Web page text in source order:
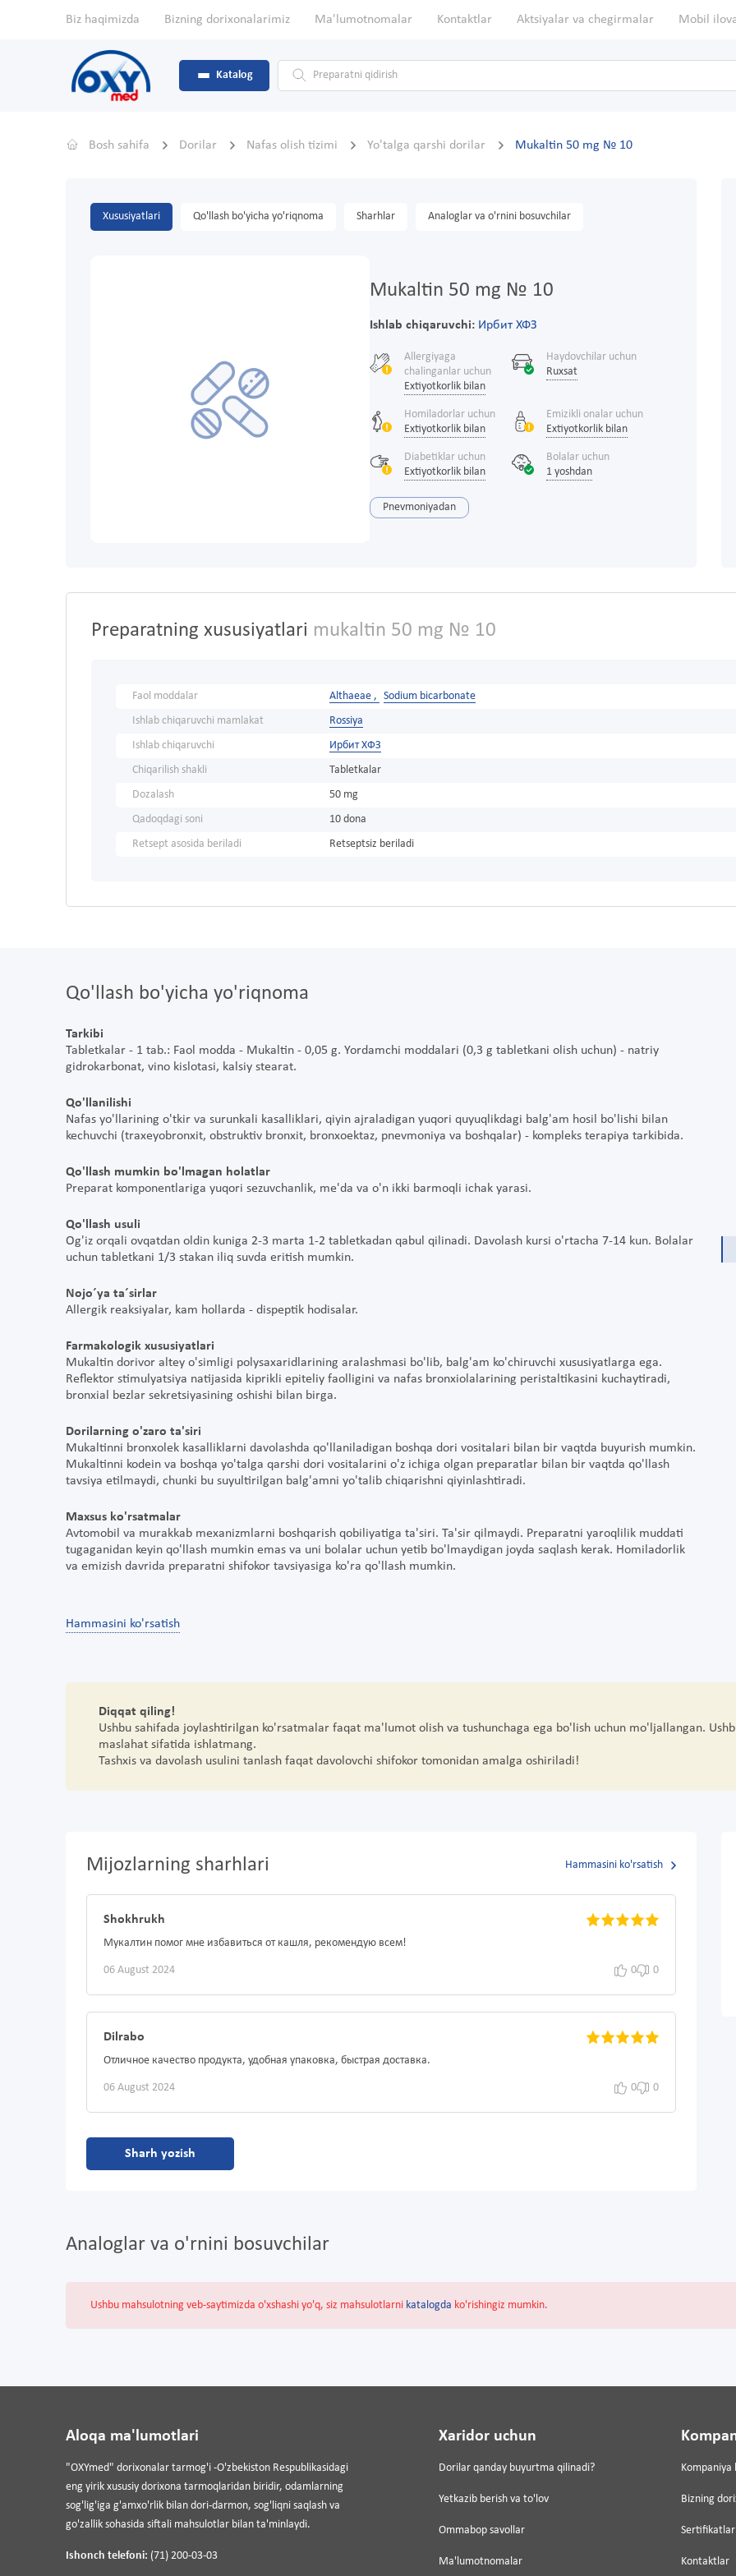
Biz haqimizda Bizning dorixonalarimiz Ma'lumotnomalar Kontaktlar Aktsiyalar va chegirmalar Mobil
Katalog
Bosh sahifa Dorilar Nafas olish tizimi Yo'talga qarshi dorilar Mukaltin 50 mg № 10
Xususiyatlari Qo'llash bo'yicha yo'riqnoma Sharhlar Analoglar va o'rnini bosuvchilar
Mukaltin 50 mg № 10
Ishlab chiqaruvchi: Ирбит ХФЗ
Allergiyaga
chalinganlar uchun
Extiyotkorlik bilan
Haydovchilar uchun
Ruxsat
Homiladorlar uchun
Extiyotkorlik bilan
Emizikli onalar uchun
Extiyotkorlik bilan
Diabetiklar uchun
Extiyotkorlik bilan
Bolalar uchun
1 yoshdan
Pnevmoniyadan
Preparatning xususiyatlari mukaltin 50 mg № 10
Faol moddalar Althaeae , Sodium bicarbonate
Ishlab chiqaruvchi mamlakat
Rossiya
Ishlab chiqaruvchi
Ирбит ХФЗ
Chiqarilish shakli
Tabletkalar
Dozalash
50 mg
Qadoqdagi soni
10 dona
Retsept asosida beriladi
Retseptsiz beriladi
Qo'llash bo'yicha yo'riqnoma
Tarkibi
Tabletkalar - 1 tab.: Faol modda - Mukaltin - 0,05 g. Yordamchi moddalari (0,3 g tabletkani olish uchun) - natriy
gidrokarbonat, vino kislotasi, kalsiy stearat.
Qo'llanilishi
Nafas yo'llarining o'tkir va surunkali kasalliklari, qiyin ajraladigan yuqori quyuqlikdagi balg'am hosil bo'lishi bilan
kechuvchi (traxeyobronxit, obstruktiv bronxit, bronxoektaz, pnevmoniya va boshqalar) - kompleks terapiya tarkibida.
Qo'llash mumkin bo'lmagan holatlar
Preparat komponentlariga yuqori sezuvchanlik, me'da va o'n ikki barmoqli ichak yarasi.
Qo'llash usuli
Og'iz orqali ovqatdan oldin kuniga 2-3 marta 1-2 tabletkadan qabul qilinadi. Davolash kursi o'rtacha 7-14 kun. Bolalar
uchun tabletkani 1/3 stakan iliq suvda eritish mumkin.
Nojo´ya ta´sirlar
Allergik reaksiyalar, kam hollarda - dispeptik hodisalar.
Farmakologik xususiyatlari
Mukaltin dorivor altey o'simligi polysaxaridlarining aralashmasi bo'lib, balg'am ko'chiruvchi xususiyatlarga ega.
Reflektor stimulyatsiya natijasida kiprikli epiteliy faolligini va nafas bronxiolalarining peristaltikasini kuchaytiradi,
bronxial bezlar sekretsiyasining oshishi bilan birga.
Dorilarning o'zaro ta'siri
Mukaltinni bronxolek kasalliklarni davolashda qo'llaniladigan boshqa dori vositalari bilan bir vaqtda buyurish mumkin.
Mukaltinni kodein va boshqa yo'talga qarshi dori vositalarini o'z ichiga olgan preparatlar bilan bir vaqtda qo'llash
tavsiya etilmaydi, chunki bu suyultirilgan balg'amni yo'talib chiqarishni qiyinlashtiradi.
Maxsus ko'rsatmalar
Avtomobil va murakkab mexanizmlarni boshqarish qobiliyatiga ta'siri. Ta'sir qilmaydi. Preparatni yaroqlilik muddati
tugaganidan keyin qo'llash mumkin emas va uni bolalar uchun yetib bo'lmaydigan joyda saqlash kerak. Homiladorlik
va emizish davrida preparatni shifokor tavsiyasiga ko'ra qo'llash mumkin.
Hammasini ko'rsatish
Diqqat qiling!
Ushbu sahifada joylashtirilgan ko'rsatmalar faqat ma'lumot olish va tushunchaga ega bo'lish uchun mo'ljallangan.
maslahat sifatida ishlatmang.
Tashxis va davolash usulini tanlash faqat davolovchi shifokor tomonidan amalga oshiriladi!
Mijozlarning sharhlari Hammasini ko'rsatish
Shokhrukh
Мукалтин помог мне избавиться от кашля, рекомендую всем!
06 August 2024 0 0
Dilrabo
Отличное качество продукта, удобная упаковка, быстрая доставка.
06 August 2024 0 0
Sharh yozish
Analoglar va o'rnini bosuvchilar
Ushbu mahsulotning veb-saytimizda o'xshashi yo'q, siz mahsulotlarni katalogda ko'rishingiz mumkin.
Aloqa ma'lumotlari
"OXYmed" dorixonalar tarmog'i -O'zbekiston Respublikasidagi
eng yirik xususiy dorixona tarmoqlaridan biridir, odamlarning
sog'lig'iga g'amxo'rlik bilan dori-darmon, sog'liqni saqlash va
go'zallik sohasida siftali mahsulotlar bilan ta'minlaydi.
Ishonch telefoni: (71) 200-03-03
Xaridor uchun
Dorilar qanday buyurtma qilinadi?
Yetkazib berish va to'lov
Ommabop savollar
Ma'lumotnomalar
Kompaniya
Bizning
Sertifikatlar
Kontaktlar